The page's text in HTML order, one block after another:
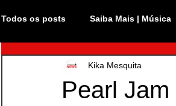
Todos os posts Saiba Mais | Música
Atualidade Rock In Rio
Pearl
Kika Mesquita